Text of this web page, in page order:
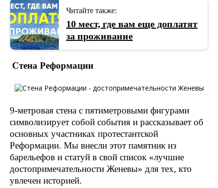
Читайте также:
10 мест, где вам еще доплатят
за проживание
Стена Реформации
9-метровая стена с пятиметровыми фигурами
символизирует собой события и рассказывает об
основных участниках протестантской
Реформации. Мы внесли этот памятник из
барельефов и статуй в свой список «лучшие
достопримечательности Женевы» для тех, кто
увлечен историей.